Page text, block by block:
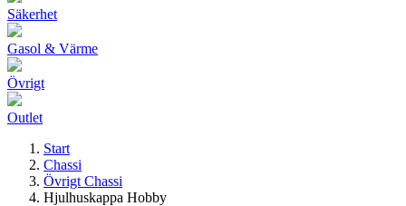
Säkerhet
Gasol & Värme
Övrigt
Outlet
Start
Chassi
Övrigt Chassi
Hjulhuskappa Hobby